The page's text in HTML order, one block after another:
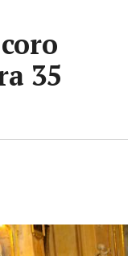
35